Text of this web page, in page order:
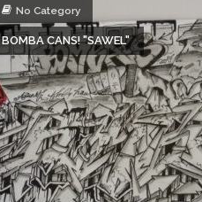
BOMBA CANS! "SAWEL"
No Category